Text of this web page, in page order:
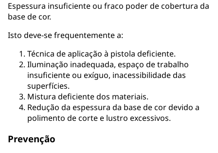
Espessura insuficiente ou fraco poder de cobertura da
base de cor.
Isto deve-se frequentemente a:
Técnica de aplicação à pistola deficiente.
Iluminação inadequada, espaço de trabalho
insuficiente ou exíguo, inacessibilidade das
superfícies.
Mistura deficiente dos materiais.
Redução da espessura da base de cor devido a
polimento de corte e lustro excessivos.
Prevenção